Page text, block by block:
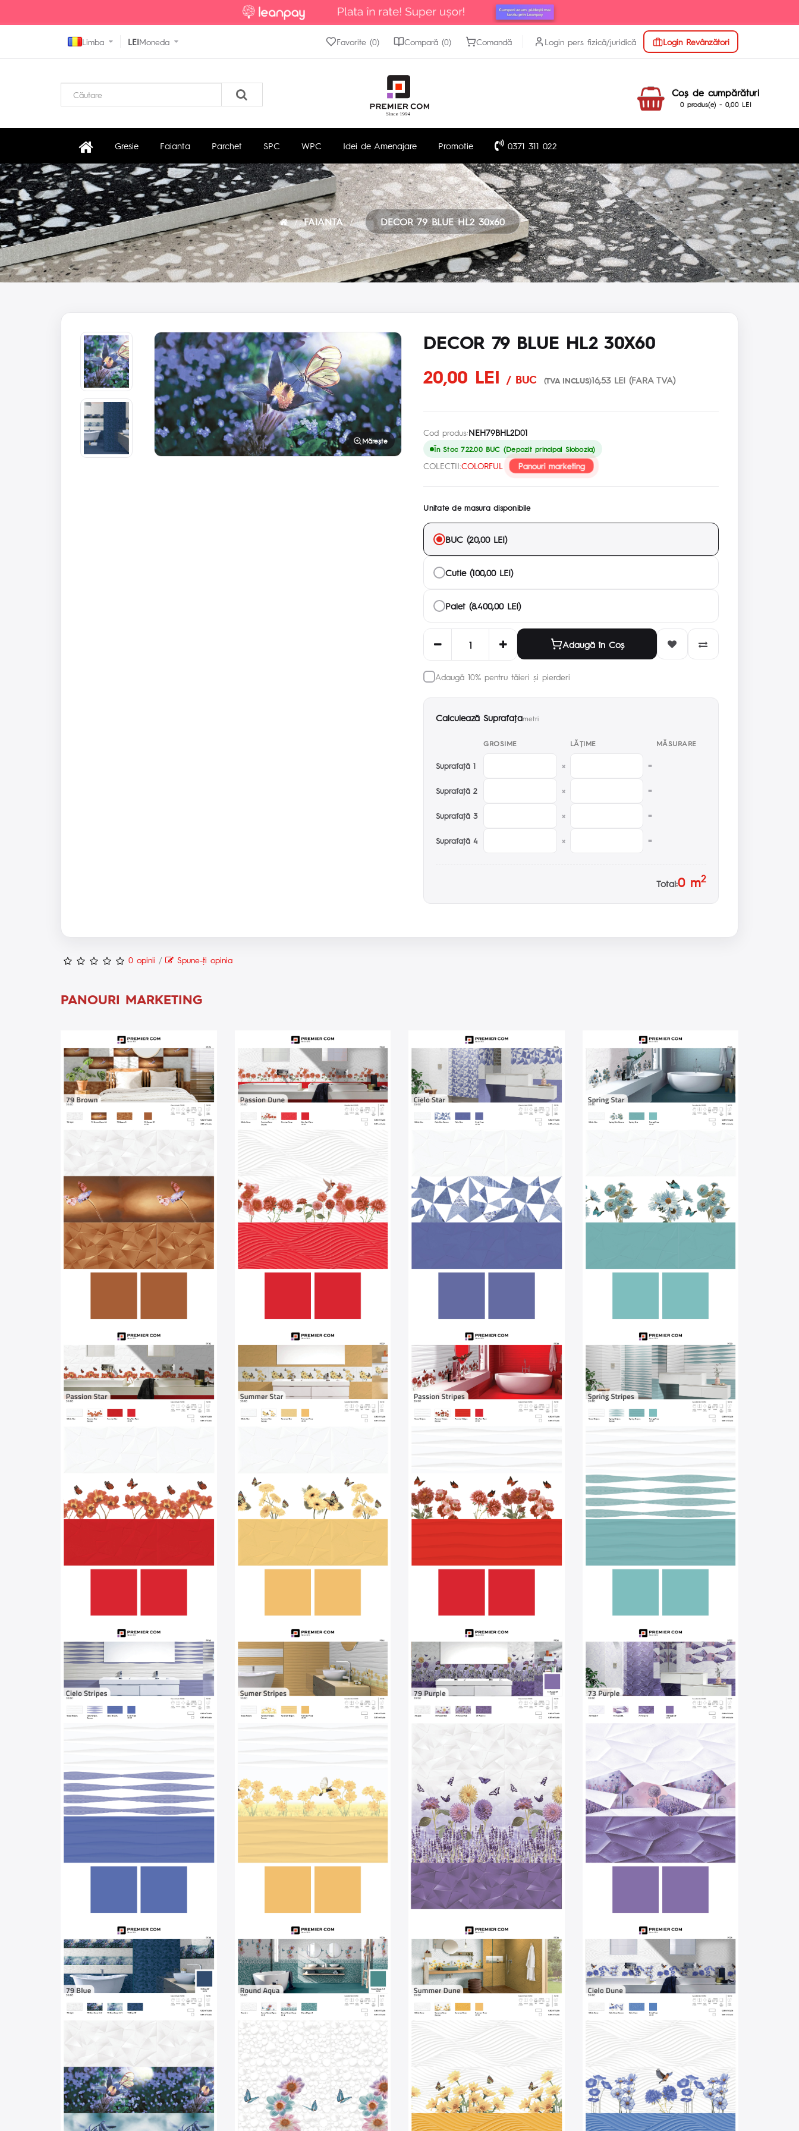
Limba LEIMoneda Login Revânzători
Login pers fizică/juridică
Favorite (0) Compară (0) Comandă
Coş de cumpărături
0 produs(e) - 0,00 LEI
Gresie Faianta Parchet SPC WPC Idei de Amenajare Promotie 0371 311 022
FAIANTA DECOR 79 BLUE HL2 30x60
Mărește
DECOR 79 BLUE HL2 30X60
20,00 LEI
/ BUC (TVA INCLUS)16,53 LEI (FARA TVA)
Cod produs:NEH79BHL2D01
În Stoc 722.00 BUC (Depozit principal Slobozia)
COLECTII:COLORFUL Panouri marketing
Unitate de masura disponibile
BUC (20,00 LEI)
Cutie (100,00 LEI)
Palet (8.400,00 LEI)
Adaugă în Coş
Adaugă 10% pentru tăieri și pierderi
Calculează Suprafaţametri
GROSIME LĂŢIME MĂSURARE
Suprafaţă 1 × =
Suprafaţă 2 × =
Suprafaţă 3 × =
Suprafaţă 4 × =
Total:0m2
0 opinii / Spune-ţi opinia
PANOURI MARKETING